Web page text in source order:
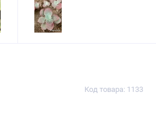
Код товара: 1133